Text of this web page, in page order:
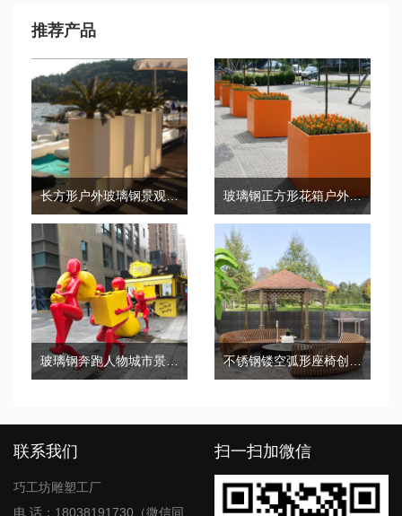
推荐产品
长方形户外玻璃钢景观街区花箱 玻璃钢正方形花箱户外景观种植绿化箱
玻璃钢奔跑人物城市景观广场雕塑
联系我们
巧工坊雕塑工厂
电 话：18038191730（微信同
扫一扫加微信